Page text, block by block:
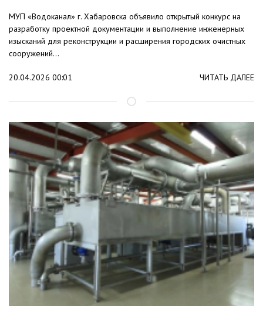
МУП «Водоканал» г. Хабаровска объявило открытый конкурс на
разработку проектной документации и выполнение инженерных
изысканий для реконструкции и расширения городских очистных
сооружений...
20.04.2026 00:01 ЧИТАТЬ ДАЛЕЕ